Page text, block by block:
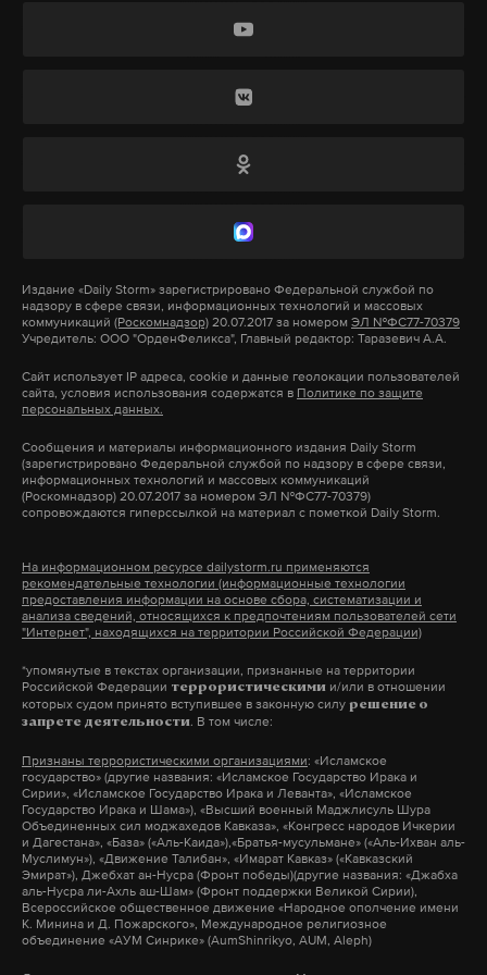
Конгрессом в спешке, поэтому в нем есть «явно
заявление, в котором указал, что законопроект
Принятый пакет санкций ограничивает
самостоятельным решением отменить или
смягчить антироссийские санкции. Для этого ему
придется выступить перед Конгрессом с
докладом, объясняющим цели и последствия
отмены ограничений в отношении России,
Американские юристы нашли в законопроекте
«лазейку» для президента. В утвержденной версии
выпустить разрешение на одну транзакцию или
комплекс сделок для страны, компаний или
физических лиц, попавших под действие
санкций. Это допустимо в случае, если «не вносит
существенного изменения во внешнюю политику
Соединенных Штатов по отношению к
Российской Федерации». Юристы считают, что
таким образом Трамп сможет изменять
антироссийские санкции, выдавая генеральные
и локальные лицензии. С этим мнением согласны
не все: другие юристы уверены, что выдача
генеральной лицензии российской организации,
попавшей под санкции, не может не влиять на
донести: День ВДВ — это праздник, он не должен
работает там, где тормозит интернет.
Дзен VK
Фото: © ok.ru/Афганский ветер Скорпион
«У Воздушно-десантных войск больше лучших
традиций, чем то, что пытались представить:
десантник обязательно пьяный, обязательно
лежащий головой в воде или разбивающий
головой палатки с арбузами. Этого уже давно нет.
Наша работа — и с ветеранами, и с детьми, и с
теми, кто служит в Воздушно-десантных войсках.
Мы часто встречаемся и рассказываем, что
ассоциировать с ВДВ нужно их победы, их
Издание «Daily Storm» зарегистрировано Федеральной службой по
надзору в сфере связи, информационных технологий и массовых
коммуникаций (Роскомнадзор) 20.07.2017 за номером ЭЛ №ФС77-70379
Учредитель: ООО "ОрденФеликса", Главный редактор: Таразевич А.А.
Сайт использует IP адреса, cookie и данные геолокации пользователей
сайта, условия использования содержатся в Политике по защите
персональных данных.
Сообщения и материалы информационного издания Daily Storm
(зарегистрировано Федеральной службой по надзору в сфере связи,
информационных технологий и массовых коммуникаций
(Роскомнадзор) 20.07.2017 за номером ЭЛ №ФС77-70379)
сопровождаются гиперссылкой на материал с пометкой Daily Storm.
На информационном ресурсе dailystorm.ru применяются
рекомендательные технологии (информационные технологии
предоставления информации на основе сбора, систематизации и
анализа сведений, относящихся к предпочтениям пользователей сети
"Интернет", находящихся на территории Российской Федерации)
*упомянутые в текстах организации, признанные на территории
Российской Федерации террористическими и/или в отношении
которых судом принято вступившее в законную силу решение о
запрете деятельности. В том числе:
Признаны террористическими организациями: «Исламское
государство» (другие названия: «Исламское Государство Ирака и
Сирии», «Исламское Государство Ирака и Леванта», «Исламское
Государство Ирака и Шама»), «Высший военный Маджлисуль Шура
Объединенных сил моджахедов Кавказа», «Конгресс народов Ичкерии
и Дагестана», «База» («Аль-Каида»),«Братья-мусульмане» («Аль-Ихван аль-
Муслимун»), «Движение Талибан», «Имарат Кавказ» («Кавказский
Эмират»), Джебхат ан-Нусра (Фронт победы)(другие названия: «Джабха
аль-Нусра ли-Ахль аш-Шам» (Фронт поддержки Великой Сирии),
Всероссийское общественное движение «Народное ополчение имени
К. Минина и Д. Пожарского», Международное религиозное
объединение «АУМ Синрике» (AumShinrikyo, AUM, Aleph)